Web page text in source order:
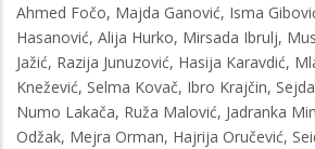
Ahmed Fočo, Majda Ganović, Isma
Hasanović, Alija Hurko, Mirsada Ibrulj,
Jažić, Razija Junuzović, Hasija Karavdić,
Knežević, Selma Kovač, Ibro Krajčin,
Numo Lakača, Ruža Malović, Jadranka
Odžak, Mejra Orman, Hajrija Oručević,